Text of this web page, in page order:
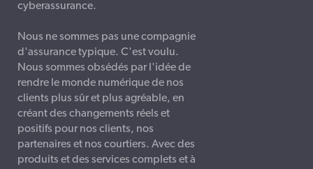
cyberassurance.
Nous ne sommes pas une compagnie
d'assurance typique. C'est voulu.
Nous sommes obsédés par l'idée de
rendre le monde numérique de nos
clients plus sûr et plus agréable, en
créant des changements réels et
positifs pour nos clients, nos
partenaires et nos courtiers. Avec des
produits et des services complets et à